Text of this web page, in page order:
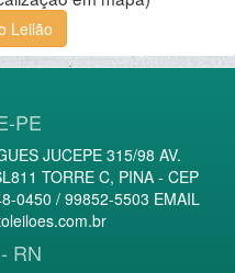
Leilão
PE
JUCEPE 315/98 AV.
TORRE C, PINA - CEP
0450 / 99852-5503 EMAIL
RN